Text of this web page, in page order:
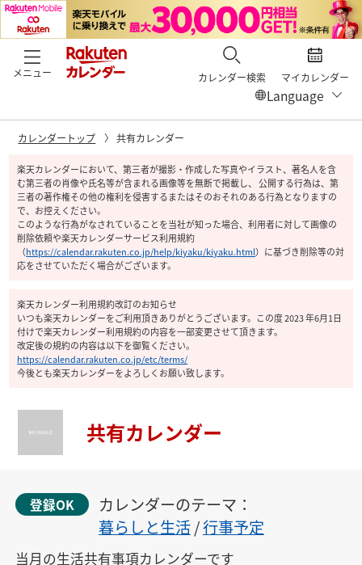
メニュー カレンダー検索 マイカレンダー
カレンダートップ 共有カレンダー
楽天カレンダーにおいて、第三者が撮影・作成した写真やイラスト、著名人を含
む第三者の肖像や氏名等が含まれる画像等を無断で掲載し、 公開する行為は、第
三者の著作権その他の権利を侵害するまたはそのおそれのある行為となりますの
で、お控えください。
このような行為がなされていることを当社が知った場合、利用者に対して画像の
削除依頼や楽天カレンダーサービス利用規約
（https://calendar.rakuten.co.jp/help/kiyaku/kiyaku.html） に基づき削除等の対
応をさせていただく場合がございます。
楽天カレンダー利用規約改訂のお知らせ
いつも楽天カレンダーをご利用頂きありがとうございます。この度 2023 年6月1日
付けで楽天カレンダー利用規約の内容を一部変更させて頂きます。
改定後の規約の内容は以下を御覧ください。
https://calendar.rakuten.co.jp/etc/terms/
今後とも楽天カレンダーをよろしくお願い致します。
共有カレンダー
登録OK
カレンダーのテーマ：
暮らしと生活/行事予定
当月の生活共有事項カレンダーです